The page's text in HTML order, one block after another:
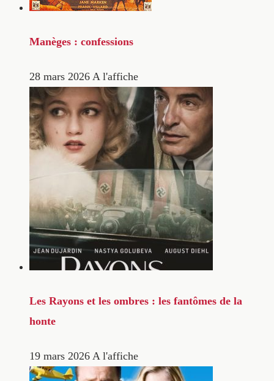
Manèges : confessions
28 mars 2026 A l'affiche
Les Rayons et les ombres : les fantômes de la
honte
19 mars 2026 A l'affiche